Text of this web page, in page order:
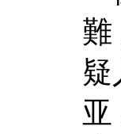
難
疑
亚